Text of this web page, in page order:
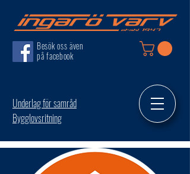
Besök oss även
på facebook
Underlag för samråd
Bygglovsritning